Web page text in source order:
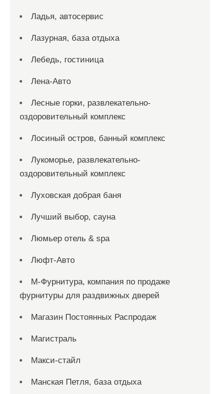
Ладья, автосервис
Лазурная, база отдыха
Лебедь, гостиница
Лена-Авто
Лесные горки, развлекательно-
оздоровительный комплекс
Лосиный остров, банный комплекс
Лукоморье, развлекательно-
оздоровительный комплекс
Луховская добрая баня
Лучший выбор, сауна
Люмьер отель & spa
Люфт-Авто
М-Фурнитура, компания по продаже
фурнитуры для раздвижных дверей
Магазин Постоянных Распродаж
Магистраль
Макси-стайл
Манская Петля, база отдыха